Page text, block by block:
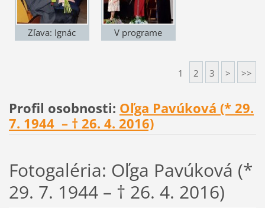
2017 . Foto ©
František Mach
Zľava: Ignác
Marek Maďarič.
28. 4. 2017. Foto
V programe
© František Mach
1 2 3 > >>
Profil osobnosti: Oľga Pavúková (* 29.
7. 1944 – † 26. 4. 2016)
Fotogaléria: Oľga Pavúková (*
29. 7. 1944 – † 26. 4. 2016)